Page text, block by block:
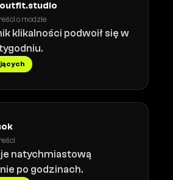
o modzie
klikalności podwoił się w
natychmiastową
po godzinach.